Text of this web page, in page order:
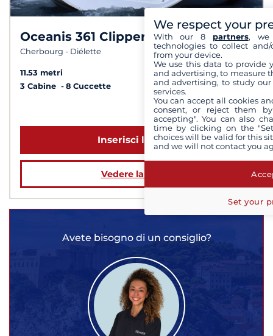
Oceanis 361 Clipper
Cherbourg - Diélette
7,7 /10
11.53 metri
3 Cabine
8 Cuccette
a partire da 1 040 €
Inserisci le date
Vedere la barca
Avete bisogno di un consiglio?
We respect your
With our 8 partners, we
technologies to collect
from your device.
We use this data to provide
and advertising, to measure
and advertising, to study
services.
You can accept all cookies
consent, or reject them
accepting". You can also
time by clicking on the
choices will be valid for this
and we will not contact you
Set your